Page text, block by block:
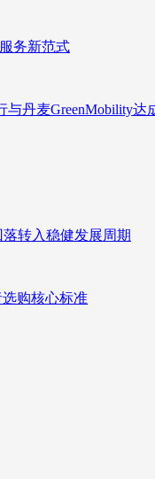
务新范式
丹麦GreenMobility达
转入稳健发展周期
购核心标准